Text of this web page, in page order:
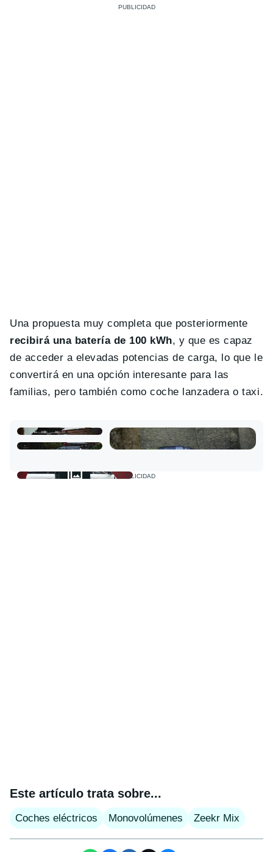
Una propuesta muy completa que posteriormente
recibirá una batería de 100 kWh, y que es capaz
de acceder a elevadas potencias de carga, lo que le
convertirá en una opción interesante para las
familias, pero también como coche lanzadera o taxi.
Este artículo trata sobre...
Coches eléctricos Monovolúmenes Zeekr Mix